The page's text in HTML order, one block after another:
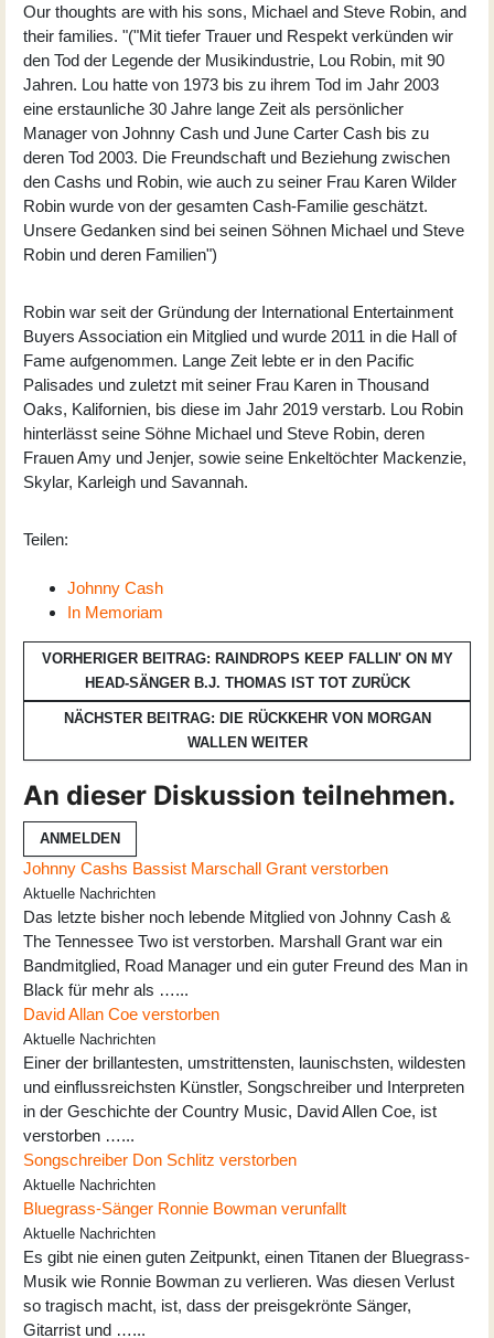
Our thoughts are with his sons, Michael and Steve Robin, and
their families. "("Mit tiefer Trauer und Respekt verkünden wir
den Tod der Legende der Musikindustrie, Lou Robin, mit 90
Jahren. Lou hatte von 1973 bis zu ihrem Tod im Jahr 2003
eine erstaunliche 30 Jahre lange Zeit als persönlicher
Manager von Johnny Cash und June Carter Cash bis zu
deren Tod 2003. Die Freundschaft und Beziehung zwischen
den Cashs und Robin, wie auch zu seiner Frau Karen Wilder
Robin wurde von der gesamten Cash-Familie geschätzt.
Unsere Gedanken sind bei seinen Söhnen Michael und Steve
Robin und deren Familien")
Robin war seit der Gründung der International Entertainment
Buyers Association ein Mitglied und wurde 2011 in die Hall of
Fame aufgenommen. Lange Zeit lebte er in den Pacific
Palisades und zuletzt mit seiner Frau Karen in Thousand
Oaks, Kalifornien, bis diese im Jahr 2019 verstarb. Lou Robin
hinterlässt seine Söhne Michael und Steve Robin, deren
Frauen Amy und Jenjer, sowie seine Enkeltöchter Mackenzie,
Skylar, Karleigh und Savannah.
Teilen:
Johnny Cash
In Memoriam
VORHERIGER BEITRAG: RAINDROPS KEEP FALLIN' ON MY
HEAD-SÄNGER B.J. THOMAS IST TOT ZURÜCK
NÄCHSTER BEITRAG: DIE RÜCKKEHR VON MORGAN
WALLEN WEITER
An dieser Diskussion teilnehmen.
ANMELDEN
Johnny Cashs Bassist Marschall Grant verstorben
Aktuelle Nachrichten
Das letzte bisher noch lebende Mitglied von Johnny Cash &
The Tennessee Two ist verstorben. Marshall Grant war ein
Bandmitglied, Road Manager und ein guter Freund des Man in
Black für mehr als …...
David Allan Coe verstorben
Aktuelle Nachrichten
Einer der brillantesten, umstrittensten, launischsten, wildesten
und einflussreichsten Künstler, Songschreiber und Interpreten
in der Geschichte der Country Music, David Allen Coe, ist
verstorben …...
Songschreiber Don Schlitz verstorben
Aktuelle Nachrichten
Bluegrass-Sänger Ronnie Bowman verunfallt
Aktuelle Nachrichten
Es gibt nie einen guten Zeitpunkt, einen Titanen der Bluegrass-
Musik wie Ronnie Bowman zu verlieren. Was diesen Verlust
so tragisch macht, ist, dass der preisgekrönte Sänger,
Gitarrist und …...